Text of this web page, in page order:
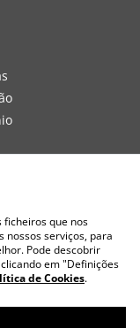
ficheiros que nos
nossos serviços, para
Pode descobrir
em "Definições
de Cookies.